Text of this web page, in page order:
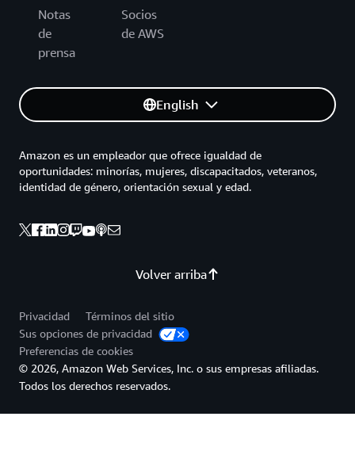
Notas
de
prensa
Socios
de AWS
English
Volver arriba
Amazon es un empleador que ofrece igualdad de
oportunidades: minorías, mujeres, discapacitados, veteranos,
identidad de género, orientación sexual y edad.
Privacidad
Términos del sitio
Sus opciones de privacidad
Preferencias de cookies
© 2026, Amazon Web Services, Inc. o sus empresas afiliadas.
Todos los derechos reservados.